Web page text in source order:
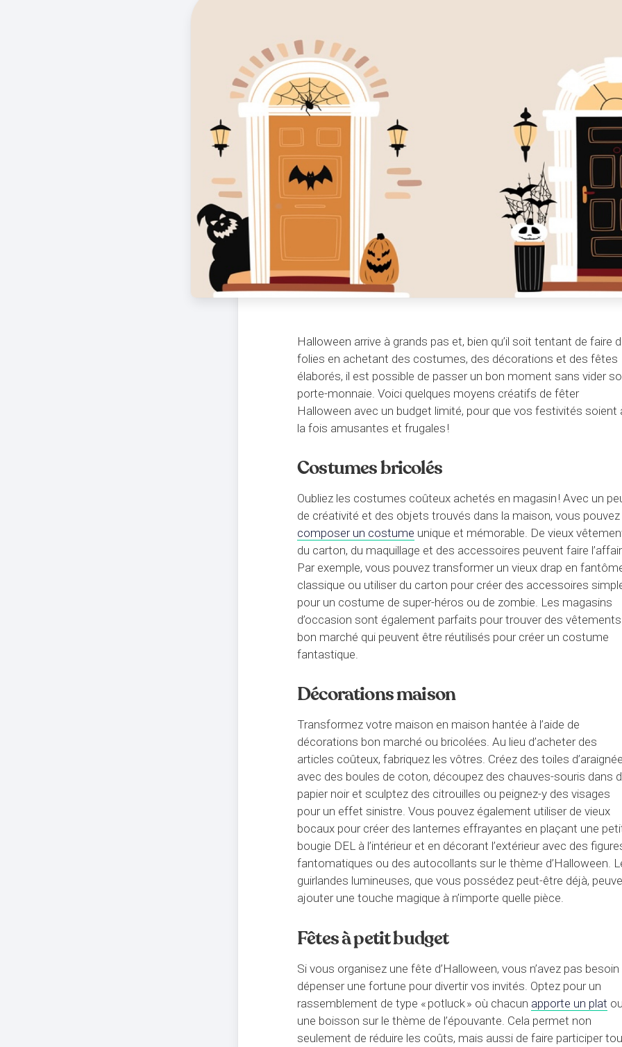
Halloween arrive à grands pas et, bien qu’il soit tentant de faire
folies en achetant des costumes, des décorations et des fêtes
élaborés, il est possible de passer un bon moment sans vider
porte-monnaie. Voici quelques moyens créatifs de fêter
Halloween avec un budget limité, pour que vos festivités soient
la fois amusantes et frugales !
Costumes bricolés
Oubliez les costumes coûteux achetés en magasin ! Avec un
de créativité et des objets trouvés dans la maison, vous pouvez
composer un costume unique et mémorable. De vieux
du carton, du maquillage et des accessoires peuvent faire
Par exemple, vous pouvez transformer un vieux drap en
classique ou utiliser du carton pour créer des accessoires
pour un costume de super-héros ou de zombie. Les magasins
d’occasion sont également parfaits pour trouver des vêtements
bon marché qui peuvent être réutilisés pour créer un costume
fantastique.
Décorations maison
Transformez votre maison en maison hantée à l’aide de
décorations bon marché ou bricolées. Au lieu d’acheter des
articles coûteux, fabriquez les vôtres. Créez des toiles d’araignée
avec des boules de coton, découpez des chauves-souris dans
papier noir et sculptez des citrouilles ou peignez-y des visages
pour un effet sinistre. Vous pouvez également utiliser de vieux
bocaux pour créer des lanternes effrayantes en plaçant une
bougie DEL à l’intérieur et en décorant l’extérieur avec des
fantomatiques ou des autocollants sur le thème d’Halloween.
guirlandes lumineuses, que vous possédez peut-être déjà,
ajouter une touche magique à n’importe quelle pièce.
Fêtes à petit budget
Si vous organisez une fête d’Halloween, vous n’avez pas besoin
dépenser une fortune pour divertir vos invités. Optez pour un
rassemblement de type « potluck » où chacun apporte un plat ou
une boisson sur le thème de l’épouvante. Cela permet non
seulement de réduire les coûts, mais aussi de faire participer